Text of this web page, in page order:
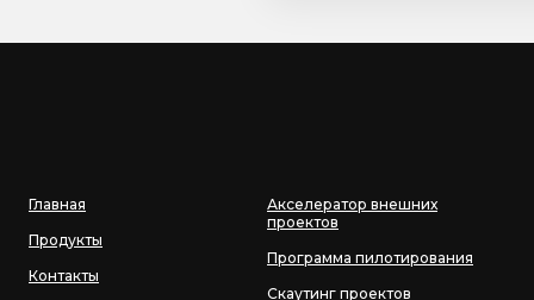
Главная
Продукты
Контакты
Акселератор внешних
проектов
Программа пилотирования
Скаутинг проектов